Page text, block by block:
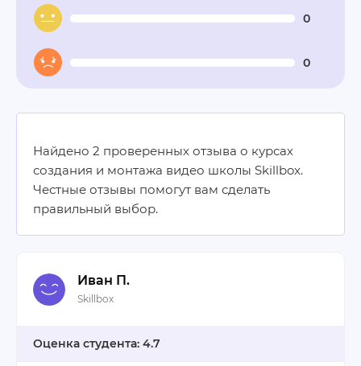
Найдено 2 проверенных отзыва о курсах
создания и монтажа видео школы Skillbox.
Честные отзывы помогут вам сделать
правильный выбор.
Иван П.
Skillbox
4.7
0
0